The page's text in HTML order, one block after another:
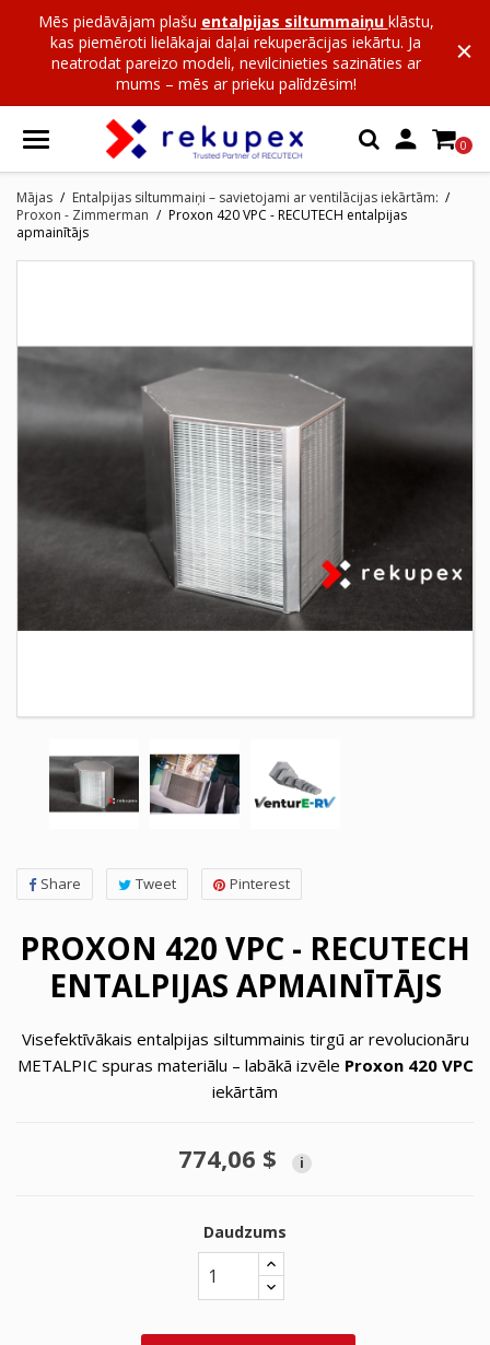
Mēs piedāvājam plašu entalpijas siltummaiņu klāstu,
kas piemēroti lielākajai daļai rekuperācijas iekārtu. Ja
neatrodat pareizo modeli, nevilcinieties sazināties ar
mums – mēs ar prieku palīdzēsim!
 0
Mājas
Entalpijas siltummaiņi – savietojami ar ventilācijas iekārtām:
Proxon - Zimmerman
Proxon 420 VPC - RECUTECH entalpijas
apmainītājs
Share Tweet Pinterest
PROXON 420 VPC - RECUTECH
ENTALPIJAS APMAINĪTĀJS
Visefektīvākais entalpijas siltummainis tirgū ar revolucionāru
METALPIC spuras materiālu – labākā izvēle Proxon 420 VPC
iekārtām
774,06 $ i
Daudzums